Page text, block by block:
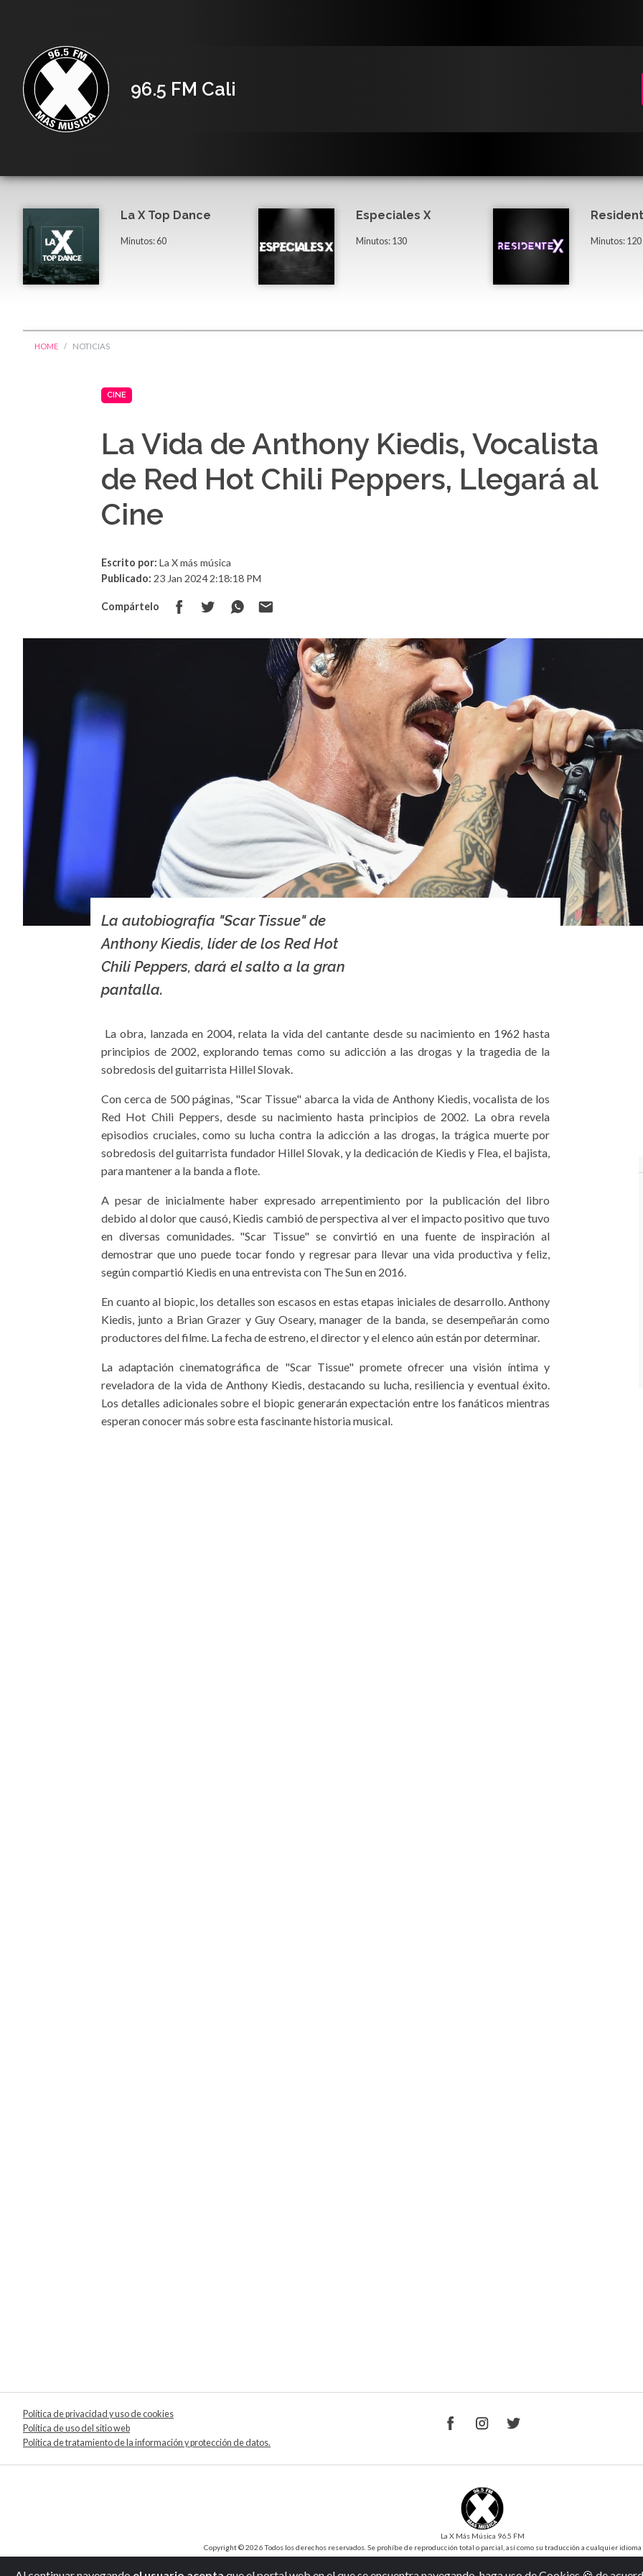
96.5 FM Cali
La X Top Dance
Minutos: 60
Especiales X
Minutos: 130 Minutos: 120
HOME NOTICIAS
CINE
La Vida de Anthony Kiedis, Vocalista
de Red Hot Chili Peppers, Llegará al
Cine
Escrito por: La X más música
Publicado: 23 Jan 2024 2:18:18 PM
Compártelo
La autobiografía "Scar Tissue" de
Anthony Kiedis, líder de los Red Hot
Chili Peppers, dará el salto a la gran
pantalla.
La obra, lanzada en 2004, relata la vida del cantante desde su nacimiento en 1962 hasta
principios de 2002, explorando temas como su adicción a las drogas y la tragedia de la
sobredosis del guitarrista Hillel Slovak.
Con cerca de 500 páginas, "Scar Tissue" abarca la vida de Anthony Kiedis, vocalista de los
Red Hot Chili Peppers, desde su nacimiento hasta principios de 2002. La obra revela
episodios cruciales, como su lucha contra la adicción a las drogas, la trágica muerte por
sobredosis del guitarrista fundador Hillel Slovak, y la dedicación de Kiedis y Flea, el bajista,
para mantener a la banda a flote.
A pesar de inicialmente haber expresado arrepentimiento por la publicación del libro
debido al dolor que causó, Kiedis cambió de perspectiva al ver el impacto positivo que tuvo
en diversas comunidades. "Scar Tissue" se convirtió en una fuente de inspiración al
demostrar que uno puede tocar fondo y regresar para llevar una vida productiva y feliz,
según compartió Kiedis en una entrevista con The Sun en 2016.
En cuanto al biopic, los detalles son escasos en estas etapas iniciales de desarrollo. Anthony
Kiedis, junto a Brian Grazer y Guy Oseary, manager de la banda, se desempeñarán como
productores del filme. La fecha de estreno, el director y el elenco aún están por determinar.
La adaptación cinematográfica de "Scar Tissue" promete ofrecer una visión íntima y
reveladora de la vida de Anthony Kiedis, destacando su lucha, resiliencia y eventual éxito.
Los detalles adicionales sobre el biopic generarán expectación entre los fanáticos mientras
esperan conocer más sobre esta fascinante historia musical.
Política de privacidad y uso de cookies
Política de uso del sitio web
Política de tratamiento de la información y protección de datos.
La X Más Música 96.5 FM
Copyright © 2026 Todos los derechos reservados. Se prohíbe de reproducción total o parcial, así como su traducción a cualquier
Desarrollo y DiseñoSilverIT
Versión 1.0